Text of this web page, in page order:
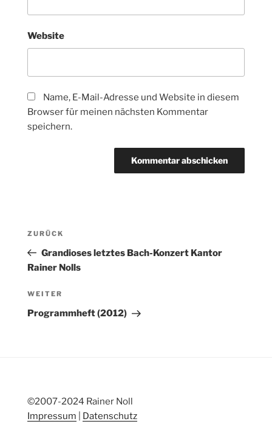
Website
Name, E-Mail-Adresse und Website in diesem
Browser für meinen nächsten Kommentar
speichern.
Beitragsnavigation
Vorheriger
Beitrag
ZURÜCK
Grandioses letztes Bach-Konzert Kantor
Rainer Nolls
Nächster
Beitrag
WEITER
Programmheft (2012)
©2007-2024 Rainer Noll
Impressum
Datenschutz